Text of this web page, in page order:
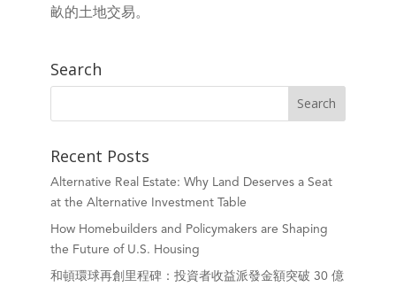
畝的土地交易。
Search
Recent Posts
Alternative Real Estate: Why Land Deserves a Seat
at the Alternative Investment Table
How Homebuilders and Policymakers are Shaping
the Future of U.S. Housing
和頓環球再創里程碑：投資者收益派發金額突破 30 億